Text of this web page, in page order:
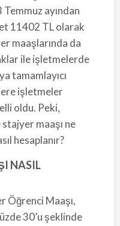
ayından
11402 TL olarak
maaşlarında da
ile işletmelerde
tamamlayıcı
işletmeler
oldu. Peki,
maaşı ne
hesaplanır?
NASIL
Öğrenci Maaşı,
30’u şeklinde